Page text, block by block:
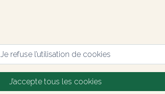
Je refuse l’utilisation de cookies
J’accepte tous les cookies